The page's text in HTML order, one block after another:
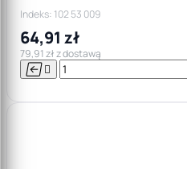
Indeks: 102 53 009
64,91 zł
79,91 zł z dostawą
 